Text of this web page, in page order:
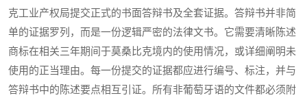
克工业产权局提交正式的书面答辩书及全套证据。答辩书并非简
单的证据罗列，而是一份逻辑严密的法律文书。它需要清晰陈述
商标在相关三年期间于莫桑比克境内的使用情况，或详细阐明未
使用的正当理由。每一份提交的证据都应进行编号、标注，并与
答辩书中的陈述要点相互引证。所有非葡萄牙语的文件都必须附